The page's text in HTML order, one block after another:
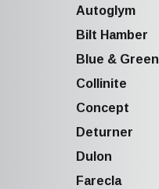
Autoglym
Bilt Hamber
Blue & Green
Collinite
Concept
Deturner
Dulon
Farecla